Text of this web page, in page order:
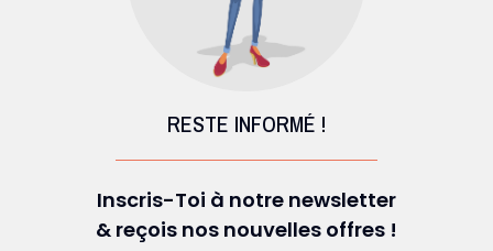
RESTE INFORMÉ !
Inscris-Toi à notre newsletter
& reçois nos nouvelles offres !